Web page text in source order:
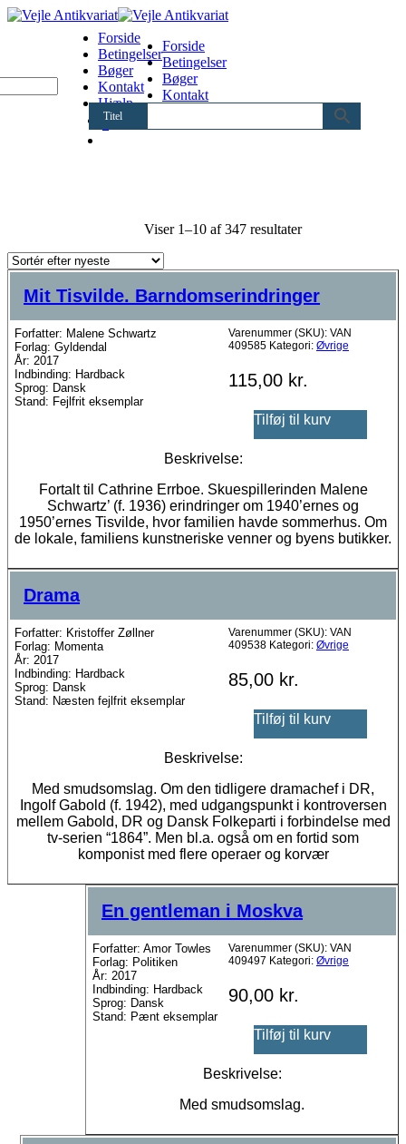
Titel
Forside
Betingelser
Bøger
Kontakt
Hjælp
Forside
Betingelser
Bøger
Kontakt
Viser 1–10 af 347 resultaterSorteret
Mit Tisvilde. Barndomserindringer
Forfatter: Malene Schwartz
Forlag: Gyldendal
År: 2017
Indbinding: Hardback
Sprog: Dansk
Stand: Fejlfrit eksemplar
Varenummer (SKU): VAN
409585 Kategori: Øvrige
115,00 kr.
Tilføj til kurv
Beskrivelse:
Fortalt til Cathrine Errboe. Skuespillerinden Malene
Schwartz’ (f. 1936) erindringer om 1940’ernes og
1950’ernes Tisvilde, hvor familien havde sommerhus. Om
de lokale, familiens kunstneriske venner og byens butikker.
Drama
Forfatter: Kristoffer Zøllner
Forlag: Momenta
År: 2017
Indbinding: Hardback
Sprog: Dansk
Stand: Næsten fejlfrit eksemplar
Varenummer (SKU): VAN
409538 Kategori: Øvrige
85,00 kr.
Tilføj til kurv
Beskrivelse:
Med smudsomslag. Om den tidligere dramachef i DR,
Ingolf Gabold (f. 1942), med udgangspunkt i kontroversen
mellem Gabold, DR og Dansk Folkeparti i forbindelse med
tv-serien “1864”. Men bl.a. også om en fortid som
komponist med flere operaer og korvær
En gentleman i Moskva
Forfatter: Amor Towles
Forlag: Politiken
År: 2017
Indbinding: Hardback
Sprog: Dansk
Stand: Pænt eksemplar
Varenummer (SKU): VAN
409497 Kategori: Øvrige
90,00 kr.
Tilføj til kurv
Beskrivelse:
Med smudsomslag.